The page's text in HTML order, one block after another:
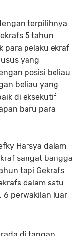
terpilihnya
5 tahun
para pelaku ekraf
yang
posisi beliau
beliau yang
di eksekutif
baru para
Harsya dalam
sangat bangga
tapi Gekrafs
dalam satu
6 perwakilan luar